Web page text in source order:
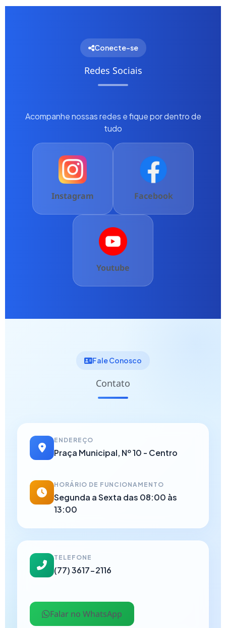
Conecte-se
Redes Sociais
Acompanhe nossas redes e fique por dentro de
tudo
Instagram Facebook
Youtube
Fale Conosco
Contato
ENDEREÇO
Praça Municipal, Nº 10 - Centro
HORÁRIO DE FUNCIONAMENTO
Segunda a Sexta das 08:00 às
13:00
TELEFONE
(77) 3617-2116
Falar no WhatsApp